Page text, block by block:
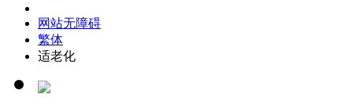
网站无障碍
繁体
适老化